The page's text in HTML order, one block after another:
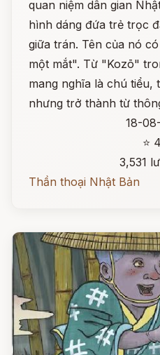
quan niệm dân gian
hình dáng đứa trẻ trọc
giữa trán. Tên của nó
một mắt". Từ "Kozō"
mang nghĩa là chú tiểu,
nhưng trở thành từ
18-
⭐
3,531
Thần thoại Nhật Bản